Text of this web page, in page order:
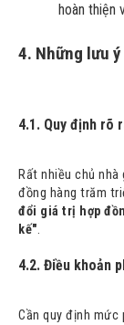
hoàn thiện
4. Những lưu
4.1. Quy định rõ
Rất nhiều chủ
đồng hàng trăm
đổi giá trị hợp
kế".
4.2. Điều khoản
Cần quy định mức